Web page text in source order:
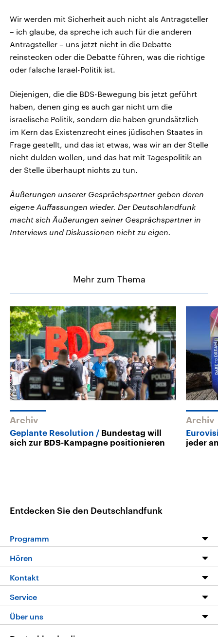
Wir werden mit Sicherheit auch nicht als Antragsteller
– ich glaube, da spreche ich auch für die anderen
Antragsteller – uns jetzt nicht in die Debatte
reinstecken oder die Debatte führen, was die richtige
oder falsche Israel-Politik ist.
Diejenigen, die die BDS-Bewegung bis jetzt geführt
haben, denen ging es auch gar nicht um die
israelische Politik, sondern die haben grundsätzlich
im Kern das Existenzrecht eines jüdischen Staates in
Frage gestellt, und das ist etwas, was wir an der Stelle
nicht dulden wollen, und das hat mit Tagespolitik an
der Stelle überhaupt nichts zu tun.
Äußerungen unserer Gesprächspartner geben deren
eigene Auffassungen wieder. Der Deutschlandfunk
macht sich Äußerungen seiner Gesprächspartner in
Interviews und Diskussionen nicht zu eigen.
Mehr zum Thema
Archiv
Geplante Resolution
Bundestag will
sich zur BDS-Kampagne positionieren
Archiv
jeder
Entdecken Sie den Deutschlandfunk
Programm
Programm
Die Nachrichten
Nachrichtenleicht
Neue Beiträge auf dlf.de
Hören
Livestream
Podcasts
Deutschlandfunk App
Kontakt
Hörerservice
Service
FAQ
Über uns